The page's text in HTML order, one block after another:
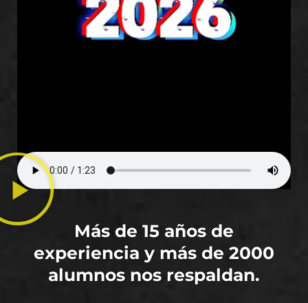
Más de 15 años de
experiencia y más de 2000
alumnos nos respaldan.